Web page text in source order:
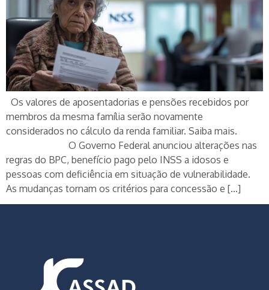
Os valores de aposentadorias e pensões recebidos por
membros da mesma família serão novamente
considerados no cálculo da renda familiar. Saiba mais.
O Governo Federal anunciou alterações nas
regras do BPC, benefício pago pelo INSS a idosos e
pessoas com deficiência em situação de vulnerabilidade.
As mudanças tornam os critérios para concessão e […]